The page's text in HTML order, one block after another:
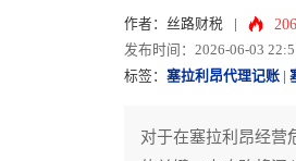
作者：丝路财税 206
发布时间：2026-06-03
标签： 塞拉利昂代理记账
对于在塞拉利昂经营